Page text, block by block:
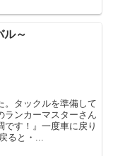
ル～
。タックルを準備して
ランカーマスターさん
す！』一度車に戻り
ると・...